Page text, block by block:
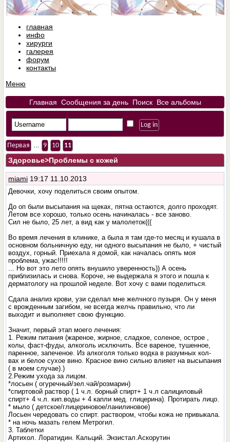
главная
инфо
хирурги
галерея
форум
контакты
Меню
Главная Сообщения за день Поиск Все альбомы
Первая 9 10 11
Здоровье>Проблемы с кожей
miami 19:17 11.10.2013
Девочки, хочу поделиться своим опытом.
До оп были высыпания на щеках, пятна остаются, долго проходят.
Летом все хорошо, только осень начиналась - все заново.
Сил не было, 25 лет, а вид как у малолеток(((
Во время лечения в клинике, а была я там где-то месяц и кушала в
основном больничную еду, ни одного высыпания не было, + чистый
воздух, горный. Приехала я домой, как началась опять моя
проблема, ужас!!!!!
... Но вот это лето опять внушило уверенность)) А осень
приблизилась и снова. Короче, не выдержала я этого и пошла к
дерматологу на прошлой неделе. Вот хочу с вами поделиться.
Сдала анализ крови, узи сделал мне желчного пузыря. Он у меня
с врожденным загибом, не всегда желчь правильно, что ли
выходит и выполняет свою функцию.
Значит, первый этап моего лечения:
1. Режим питания (жареное, жирное, сладкое, соленое, острое ,
колы, фаст-фуды, алкоголь исключить. Все вареное, тушенное,
паренное, запеченое. Из алкоголя только водка в разумных кол-
вах и белое сухое вино. Красное вино сильно влияет на высыпания
( в моем случае).)
2.Режим ухода за лицом.
*лосьен ( огуречный/зел.чай/розмарин)
*спиртовой раствор ( 1 ч.л. борный спирт+ 1 ч.л салициловый
спирт+ 4 ч.л. кип.воды + 4 капли мед. глицерина). Протирать лицо.
* мыло ( детское/глицериновое/ланилиновое)
Лосьен чередовать со спирт. раствором, чтобы кожа не привыкала.
* на ночь мазать гелем Метрогил.
3. Таблетки
Артихол. Лоратидин. Кальций. Энзистал.Аскорутин